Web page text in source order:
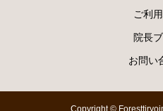
ご利
院長
お問い
Copyright ©